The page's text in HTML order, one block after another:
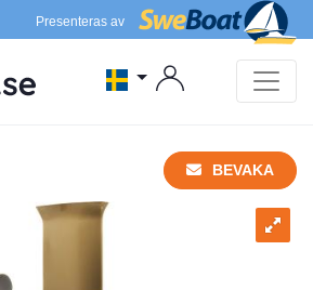
Presenteras av
BEVAKA